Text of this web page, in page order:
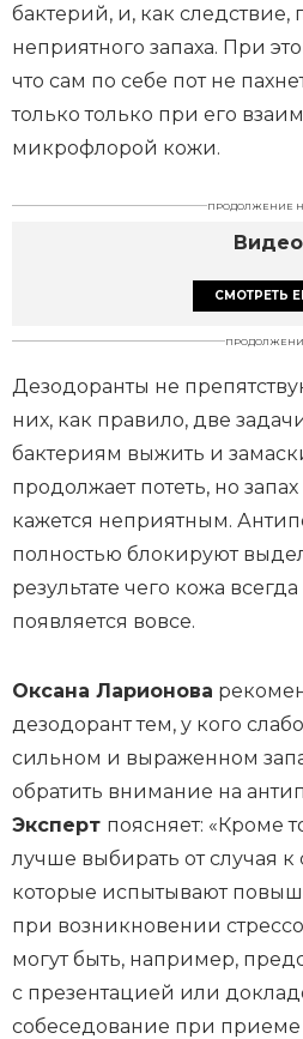
бактерий, и, как
неприятного запаха. При
что сам по себе пот не
только только при его
микрофлорой кожи.
ПРОДОЛЖЕНИЕ
Видео
СМОТРЕТЬ
Дезодоранты не
них, как правило, две
бактериям выжить и
продолжает потеть, но запах
кажется неприятным.
полностью блокируют
результате чего кожа всегда
появляется вовсе.
Оксана Ларионова
дезодорант тем, у кого
сильном и выраженном
обратить внимание на
Эксперт поясняет: «Кроме
лучше выбирать от случая
которые испытывают
при возникновении
могут быть, например,
с презентацией или
собеседование при приеме